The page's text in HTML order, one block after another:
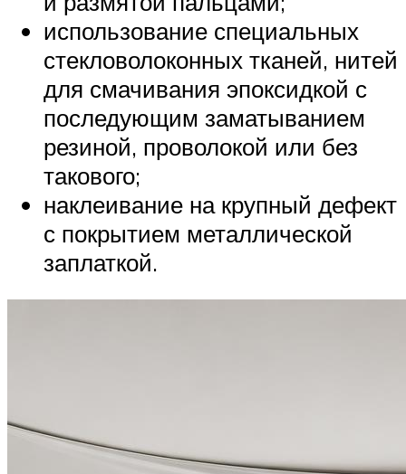
использование специальных
стекловолоконных тканей, нитей
для смачивания эпоксидкой с
последующим заматыванием
резиной, проволокой или без
такового;
наклеивание на крупный дефект
с покрытием металлической
заплаткой.